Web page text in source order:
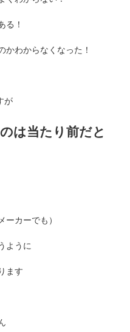
る！
かわからなくなった！
が
は当たり前だと
カーでも）
ように
ます